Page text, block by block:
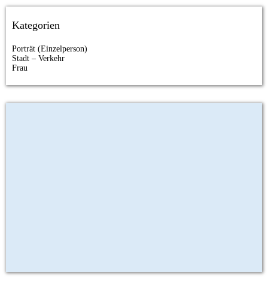
Kategorien
Porträt (Einzelperson)
Stadt – Verkehr
Frau